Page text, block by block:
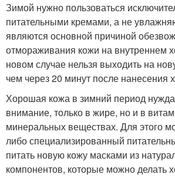
Зимой нужно пользоваться
питательными кремами, а не
являются основной причиной
отмораживания кожи на внутреннем
новом случае нельзя выходить на
чем через 20 минут после нанесения
Хорошая кожа в зимний период
внимание, только в жире, но и в
минеральных веществах. Для этого
либо специализированный
питать новую кожу масками из
компонентов, которые можно делать